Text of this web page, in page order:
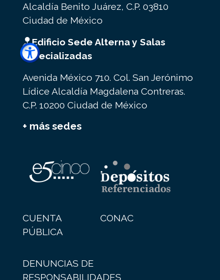
Alcaldía Benito Juárez, C.P. 03810
Ciudad de México
Edificio Sede Alterna y Salas
Especializadas
Avenida México 710. Col. San Jerónimo
Lídice Alcaldía Magdalena Contreras.
C.P. 10200 Ciudad de México
+ más sedes
CUENTA
PÚBLICA
CONAC
DENUNCIAS DE
RESPONSABILIDADES